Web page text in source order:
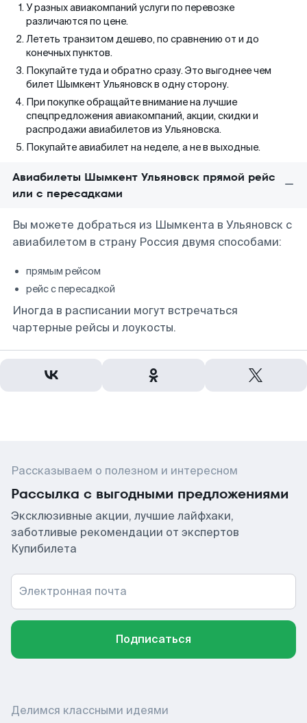
У разных авиакомпаний услуги по перевозке
различаются по цене.
Лететь транзитом дешево, по сравнению от и до
конечных пунктов.
Покупайте туда и обратно сразу. Это выгоднее чем
билет Шымкент Ульяновск в одну сторону.
При покупке обращайте внимание на лучшие
спецпредложения авиакомпаний, акции, скидки и
распродажи авиабилетов из Ульяновска.
Покупайте авиабилет на неделе, а не в выходные.
Авиабилеты Шымкент Ульяновск прямой рейс
или с пересадками
Вы можете добраться из Шымкента в Ульяновск с
авиабилетом в страну Россия двумя способами:
прямым рейсом
рейс с пересадкой
Иногда в расписании могут встречаться
чартерные рейсы и лоукосты.
Рассказываем о полезном и интересном
Рассылка с выгодными предложениями
Эксклюзивные акции, лучшие лайфхаки,
заботливые рекомендации от экспертов
Купибилета
Электронная почта
Подписаться
Делимся классными идеями